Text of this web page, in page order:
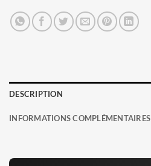
DESCRIPTION
INFORMATIONS COMPLÉMENTAIRES